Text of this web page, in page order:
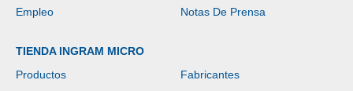
Empleo
Notas De Prensa
TIENDA INGRAM MICRO
Productos
Fabricantes